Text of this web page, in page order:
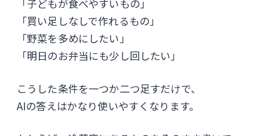
「子どもが食べやすいもの」
「買い足しなしで作れるもの」
「野菜を多めにしたい」
「明日のお弁当にも少し回したい」
こうした条件を一つか二つ足すだけで、
AIの答えはかなり使いやすくなります。